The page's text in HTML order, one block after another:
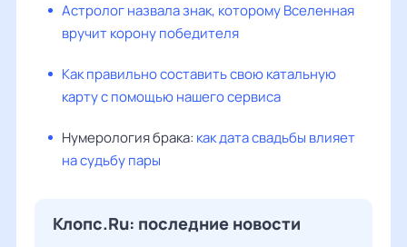
Астролог назвала знак, которому Вселенная
вручит корону победителя
Как правильно составить свою катальную
карту с помощью нашего сервиса
Нумерология брака: как дата свадьбы влияет
на судьбу пары
Клопс.Ru: последние новости